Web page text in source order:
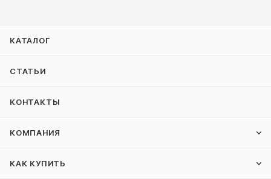
КАТАЛОГ
СТАТЬИ
КОНТАКТЫ
КОМПАНИЯ
КАК КУПИТЬ